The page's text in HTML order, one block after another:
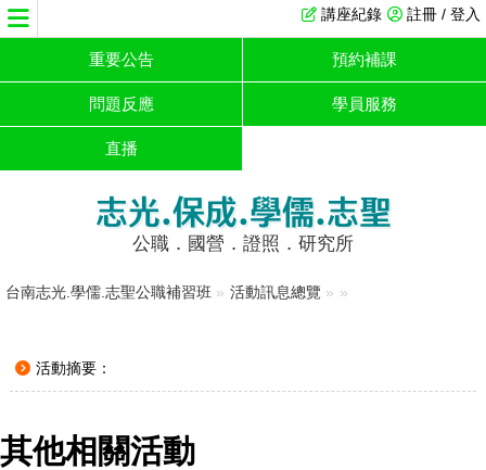
註冊 / 登入
講座紀錄
重要公告 預約補課
問題反應 學員服務
直播
志光.保成.學儒.志聖
公職．國營．證照．研究所
台南志光.學儒.志聖公職補習班 » 活動訊息總覽 » »
活動摘要：
其他相關活動